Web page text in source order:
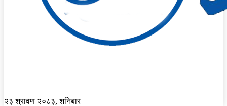
२३ श्रावण २०८३, शनिबार